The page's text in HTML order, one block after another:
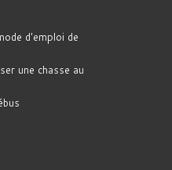
d'emploi de
une chasse au